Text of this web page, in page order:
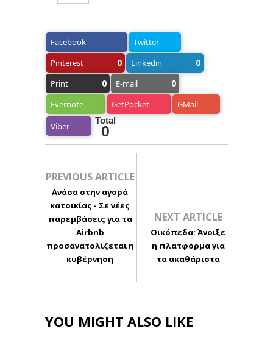
Facebook
Twitter
Pinterest
0 Linkedin 0
Print 0 E-mail 0
Evernote GetPocket GMail
Viber
Total
0
PREVIOUS ARTICLE
Ανάσα στην αγορά
κατοικίας - Σε νέες
παρεμβάσεις για τα
Airbnb
προσανατολίζεται η
κυβέρνηση
NEXT ARTICLE
Οικόπεδα: Άνοιξε
η πλατφόρμα για
τα ακαθάριστα
YOU MIGHT ALSO LIKE